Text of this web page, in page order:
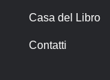
Casa del Libro
Contatti